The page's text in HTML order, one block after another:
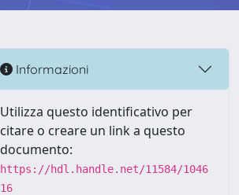
Informazioni
Utilizza questo identificativo per
citare o creare un link a questo
documento:
https://hdl.handle.net/11584/1046
16